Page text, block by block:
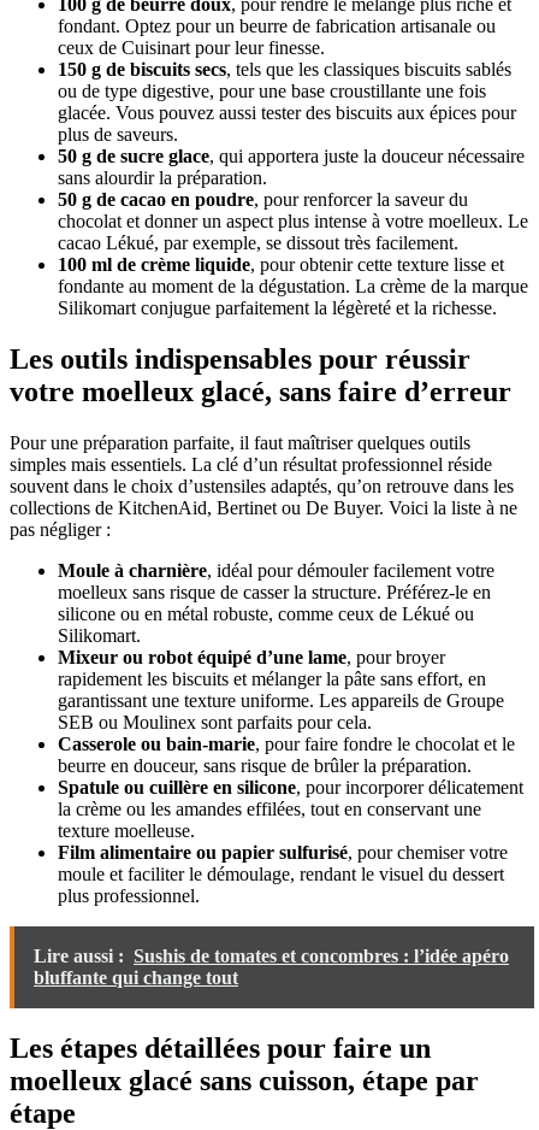
100 g de beurre doux, pour rendre le mélange plus riche et
fondant. Optez pour un beurre de fabrication artisanale ou
ceux de Cuisinart pour leur finesse.
150 g de biscuits secs, tels que les classiques biscuits sablés
ou de type digestive, pour une base croustillante une fois
glacée. Vous pouvez aussi tester des biscuits aux épices pour
plus de saveurs.
50 g de sucre glace, qui apportera juste la douceur nécessaire
sans alourdir la préparation.
50 g de cacao en poudre, pour renforcer la saveur du
chocolat et donner un aspect plus intense à votre moelleux. Le
cacao Lékué, par exemple, se dissout très facilement.
100 ml de crème liquide, pour obtenir cette texture lisse et
fondante au moment de la dégustation. La crème de la marque
Silikomart conjugue parfaitement la légèreté et la richesse.
Les outils indispensables pour réussir
votre moelleux glacé, sans faire d’erreur
Pour une préparation parfaite, il faut maîtriser quelques outils
simples mais essentiels. La clé d’un résultat professionnel réside
souvent dans le choix d’ustensiles adaptés, qu’on retrouve dans les
collections de KitchenAid, Bertinet ou De Buyer. Voici la liste à ne
pas négliger :
Moule à charnière, idéal pour démouler facilement votre
moelleux sans risque de casser la structure. Préférez-le en
silicone ou en métal robuste, comme ceux de Lékué ou
Silikomart.
Mixeur ou robot équipé d’une lame, pour broyer
rapidement les biscuits et mélanger la pâte sans effort, en
garantissant une texture uniforme. Les appareils de Groupe
SEB ou Moulinex sont parfaits pour cela.
Casserole ou bain-marie, pour faire fondre le chocolat et le
beurre en douceur, sans risque de brûler la préparation.
Spatule ou cuillère en silicone, pour incorporer délicatement
la crème ou les amandes effilées, tout en conservant une
texture moelleuse.
Film alimentaire ou papier sulfurisé, pour chemiser votre
moule et faciliter le démoulage, rendant le visuel du dessert
plus professionnel.
Lire aussi : Sushis de tomates et concombres : l’idée apéro
bluffante qui change tout
Les étapes détaillées pour faire un
moelleux glacé sans cuisson, étape par
étape